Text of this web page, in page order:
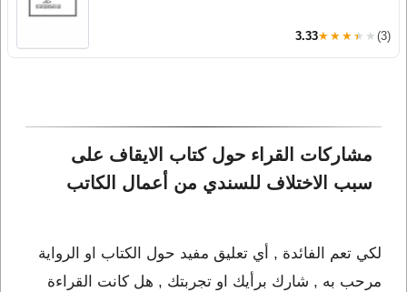
3.33★★★★★ (3)
مشاركات القراء حول كتاب الايقاف على
سبب الاختلاف للسندي من أعمال الكاتب
لكي تعم الفائدة , أي تعليق مفيد حول الكتاب او الرواية
مرحب به , شارك برأيك او تجربتك , هل كانت القراءة